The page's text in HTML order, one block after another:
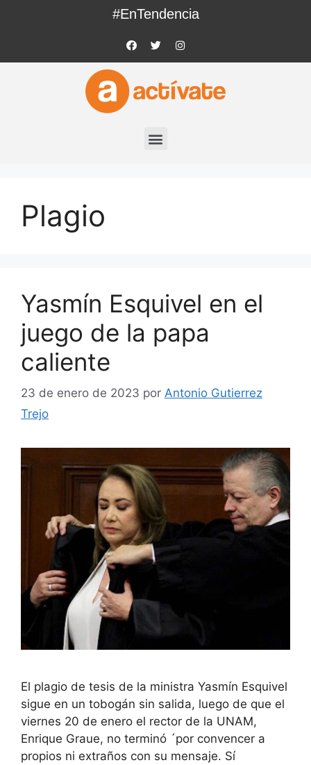
#EnTendencia
Plagio
Yasmín Esquivel en el
juego de la papa
caliente
23 de enero de 2023 por Antonio Gutierrez
Trejo
El plagio de tesis de la ministra Yasmín Esquivel
sigue en un tobogán sin salida, luego de que el
viernes 20 de enero el rector de la UNAM,
Enrique Graue, no terminó ´por convencer a
propios ni extraños con su mensaje. Sí